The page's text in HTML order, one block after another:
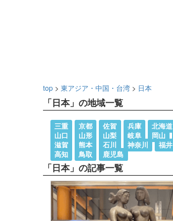
top > 東アジア・中国・台湾 > 日本
「日本」の地域一覧
三重 京都 佐賀 兵庫 北海道
山口
山形 山梨 岐阜 岡山
滋賀
熊本 石川 神奈川 福井
高知
鳥取 鹿児島
「日本」の記事一覧